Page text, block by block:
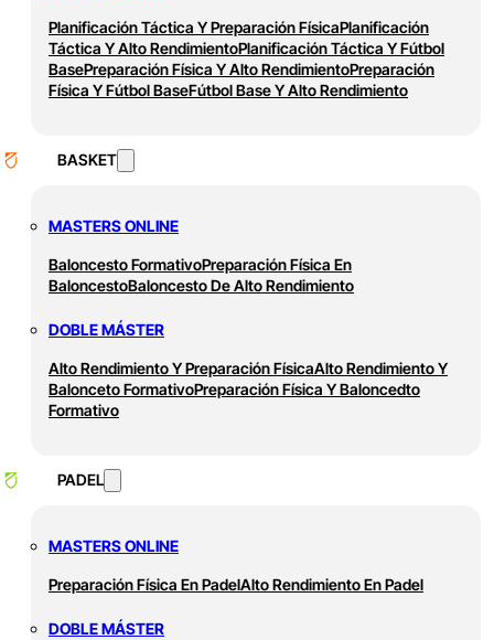
Planificación Táctica Y Preparación FísicaPlanificación
Táctica Y Alto RendimientoPlanificación Táctica Y Fútbol
BasePreparación Física Y Alto RendimientoPreparación
Física Y Fútbol BaseFútbol Base Y Alto Rendimiento
BASKET
MASTERS ONLINE
Baloncesto FormativoPreparación Física En
BaloncestoBaloncesto De Alto Rendimiento
DOBLE MÁSTER
Alto Rendimiento Y Preparación FísicaAlto Rendimiento Y
Balonceto FormativoPreparación Física Y Baloncedto
Formativo
PADEL
MASTERS ONLINE
Preparación Física En PadelAlto Rendimiento En Padel
DOBLE MÁSTER